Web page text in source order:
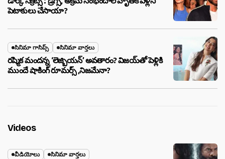
పెటాకులు చేసాయా?
సినిమా గాసిప్స్ సినిమా వార్తలు
రష్మిక మందన్న ‘లెజ్బియన్’ అవతారం? విజయ్‌తో పెళ్లికి
ముందే షాకింగ్ రూమర్స్ ,నిజమేనా?
Videos
వీడియోలు సినిమా వార్తలు